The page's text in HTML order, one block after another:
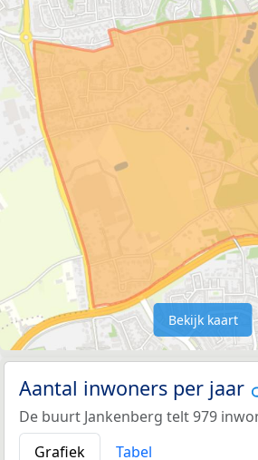
Bekijk kaart
Aantal inwoners per jaar
De buurt Jankenberg telt 979
Grafiek
Tabel